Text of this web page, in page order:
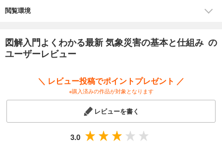
閲覧環境
図解入門よくわかる最新 気象災害の基本と仕組み の
ユーザーレビュー
＼ レビュー投稿でポイントプレゼント ／
※購入済みの作品が対象となります
レビューを書く
3.0